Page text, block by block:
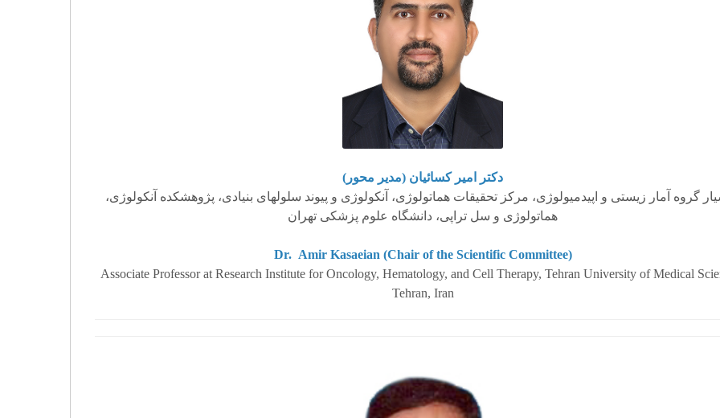
دکتر امیر کسائیان (مدیر محور)
گروه آمار زیستی و اپیدمیولوژی، مرکز تحقیقات هماتولوژی، آنکولوژی و پیوند سلول­های بنیادی، پژوهشکده آنکولوژی،
هماتولوژی و سل تراپی، دانشگاه علوم پزشکی تهران
Dr. Amir Kasaeian (Chair of the Scientific Committee)
Associate Professor at Research Institute for Oncology, Hematology, and Cell Therapy, Tehran University of Medical
Tehran, Iran